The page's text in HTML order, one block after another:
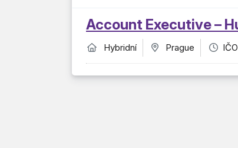
Account Executive –
Hybridní Prague IČO